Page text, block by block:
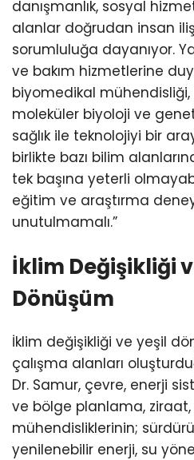
danışmanlık, sosyal
alanlar doğrudan insan
sorumluluğa dayanıyor.
ve bakım hizmetlerine
biyomedikal
moleküler biyoloji ve
sağlık ile teknolojiyi bir
birlikte bazı bilim
tek başına yeterli
eğitim ve araştırma
unutulmamalı.”
İklim Değişikliği
Dönüşüm
İklim değişikliği ve yeşil
çalışma alanları
Dr. Samur, çevre, enerji
ve bölge planlama,
mühendisliklerinin;
yenilenebilir enerji, su